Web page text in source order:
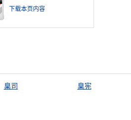
下载本页内容
臬司
臬宪